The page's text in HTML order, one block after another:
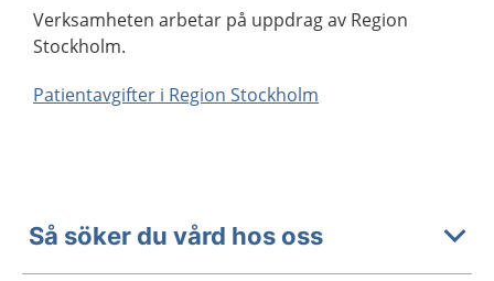
Verksamheten arbetar på uppdrag av Region
Stockholm.
Patientavgifter i Region Stockholm
Så söker du vård hos oss